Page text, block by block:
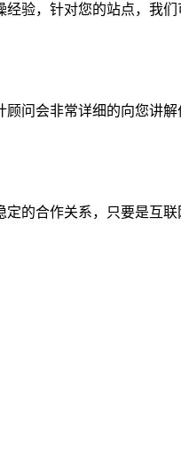
经验，针对您的站点，我
顾问会非常详细的向您讲
定的合作关系，只要是互